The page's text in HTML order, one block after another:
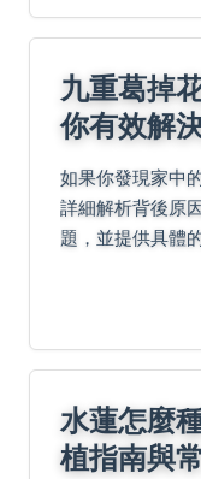
九重葛掉
你有效解
如果你發現家中
詳細解析背後原
題，並提供具體
水蓮怎麼
植指南與